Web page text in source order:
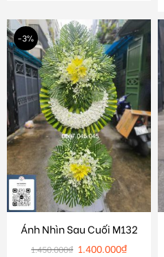
-3%
Ánh Nhìn Sau Cuối M132
1.450.000₫ 1.400.000₫